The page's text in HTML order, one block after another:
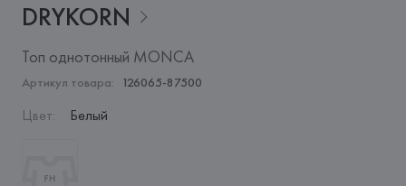
DRYKORN
Топ однотонный MONCA
Артикул товара: 126065-87500
Цвет: Белый